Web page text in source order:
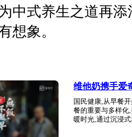
中式养生之道再
想象。
维他奶携手爱
国民健康,从早餐
餐的重要与多样化
暖时光,通过沉浸